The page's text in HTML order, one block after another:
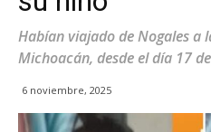
Habían viajado de Nogales a
Michoacán, desde el día 17
6 noviembre, 2025